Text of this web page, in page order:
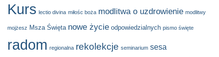
Kurs lectio divina miłośc boża modlitwa o uzdrowienie modlitwy
mojżesz Msza Święta nowe życie odpowiedzialnych pismo święte
radom regionalna rekolekcje seminarium sesa